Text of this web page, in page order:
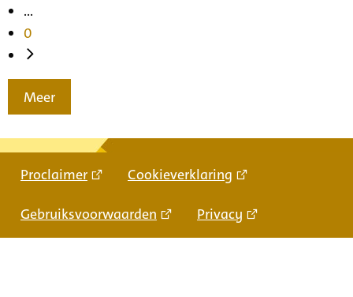
...
0
Meer
Proclaimer Cookieverklaring
Gebruiksvoorwaarden Privacy